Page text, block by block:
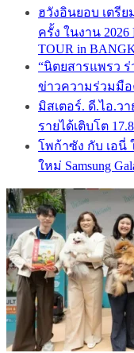
ฮวังอินยอบ เตรี
ครั้ง ในงาน 2026
TOUR in
“นิตยสารแพรว
ข่าวความร่วมมือ
มิสเตอร์. ดี.ไอ.ว
รายได้เติบโต
โพก้าซัง กับ เอนี่
ใหม่ Samsung